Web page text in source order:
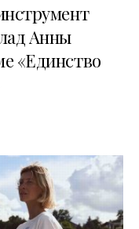
Анны
«Единство